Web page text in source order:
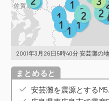
2001年3月26日5時40分 安芸灘の
概要
安芸灘を震源とする